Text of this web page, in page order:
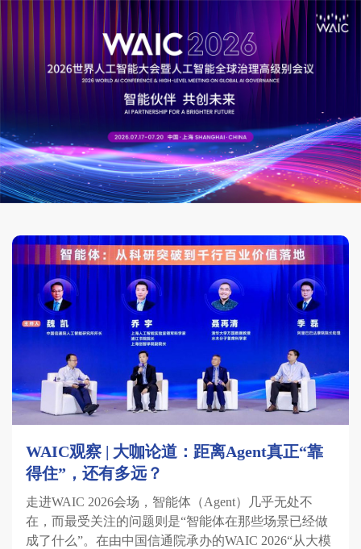
WAIC观察 | 大咖论道：距离Agent真正“靠
得住”，还有多远？
走进WAIC 2026会场，智能体（Agent）几乎无处不
在，而最受关注的问题则是“智能体在那些场景已经做
成了什么”。在由中国信通院承办的WAIC 2026“从大模